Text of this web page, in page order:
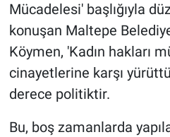
Mücadelesi' başlığıyla
konuşan Maltepe
Köymen, 'Kadın hakları
cinayetlerine karşı
derece politiktir.
Bu, boş zamanlarda